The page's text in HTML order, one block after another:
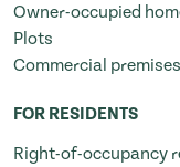
Owner-occupied
Plots
Commercial premises
FOR RESIDENTS
Right-of-occupancy